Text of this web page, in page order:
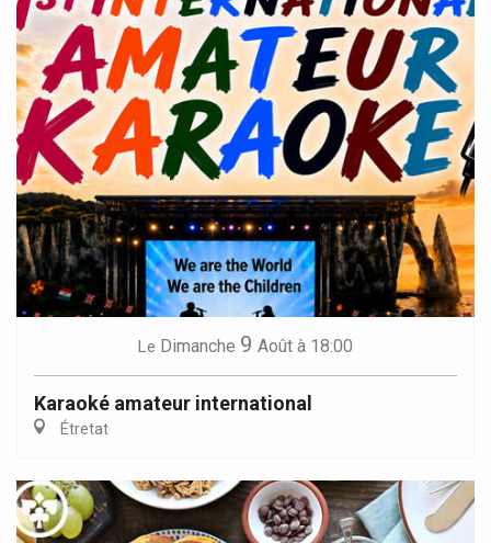
Le Dimanche 9 Août à 18:00
Karaoké amateur international
Étretat